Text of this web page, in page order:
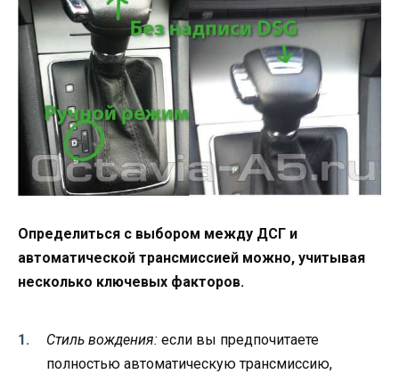
Определиться с выбором между ДСГ и
автоматической трансмиссией можно, учитывая
несколько ключевых факторов.
Стиль вождения: если вы предпочитаете
полностью автоматическую трансмиссию,